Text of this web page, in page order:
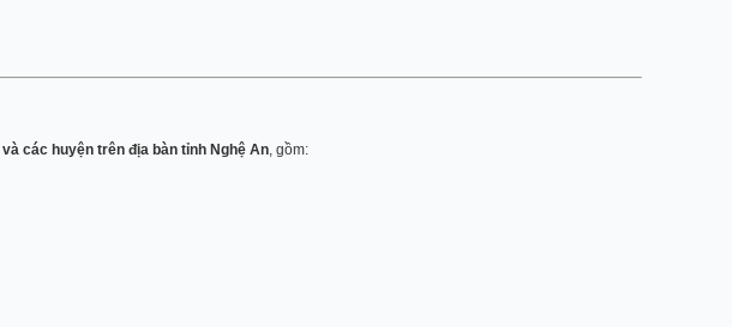
và các huyện trên địa bàn tỉnh Nghệ An, gồm: